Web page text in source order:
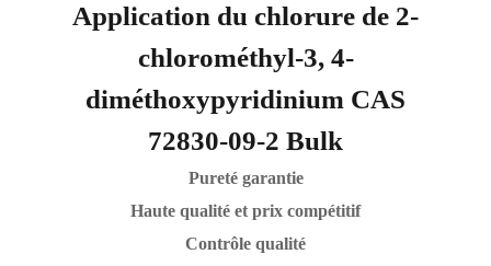
Application du chlorure de 2-
chlorométhyl-3, 4-
diméthoxypyridinium CAS
72830-09-2 Bulk
Pureté garantie
Haute qualité et prix compétitif
Contrôle qualité